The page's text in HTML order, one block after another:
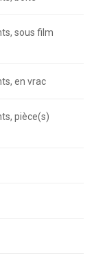
sous film
en vrac
pièce(s)